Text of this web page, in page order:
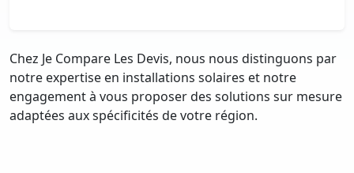
Chez Je Compare Les Devis, nous nous distinguons par
notre expertise en installations solaires et notre
engagement à vous proposer des solutions sur mesure
adaptées aux spécificités de votre région.